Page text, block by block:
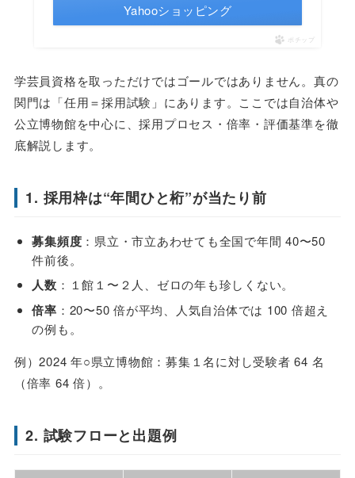
Yahooショッピング
ポチップ
学芸員資格を取っただけではゴールではありません。真の
関門は「任用＝採用試験」にあります。ここでは自治体や
公立博物館を中心に、採用プロセス・倍率・評価基準を徹
底解説します。
1. 採用枠は“年間ひと桁”が当たり前
募集頻度 ：県立・市立あわせても全国で年間 40〜50
件前後。
人数 ：１館１〜２人、ゼロの年も珍しくない。
倍率 ：20〜50 倍が平均、人気自治体では 100 倍超え
の例も。
例）2024 年○県立博物館：募集１名に対し受験者 64 名
（倍率 64 倍）。
2. 試験フローと出題例